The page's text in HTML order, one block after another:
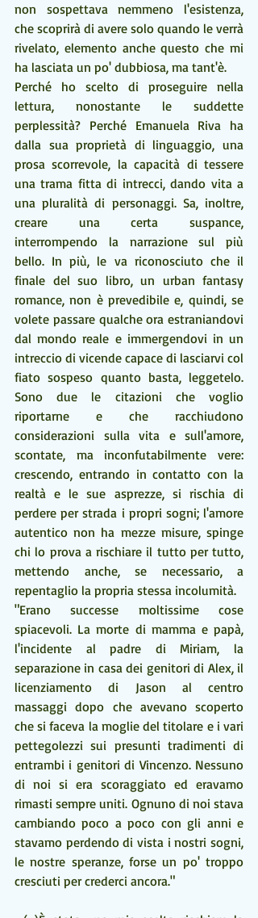
non sospettava nemmeno l'esistenza,
che scoprirà di avere solo quando le verrà
rivelato, elemento anche questo che mi
ha lasciata un po' dubbiosa, ma tant'è.
Perché ho scelto di proseguire nella
lettura, nonostante le suddette
perplessità? Perché Emanuela Riva ha
dalla sua proprietà di linguaggio, una
prosa scorrevole, la capacità di tessere
una trama fitta di intrecci, dando vita a
una pluralità di personaggi. Sa, inoltre,
creare una certa suspance,
interrompendo la narrazione sul più
bello. In più, le va riconosciuto che il
finale del suo libro, un urban fantasy
romance, non è prevedibile e, quindi, se
volete passare qualche ora estraniandovi
dal mondo reale e immergendovi in un
intreccio di vicende capace di lasciarvi col
fiato sospeso quanto basta, leggetelo.
Sono due le citazioni che voglio
riportarne e che racchiudono
considerazioni sulla vita e sull'amore,
scontate, ma inconfutabilmente vere:
crescendo, entrando in contatto con la
realtà e le sue asprezze, si rischia di
perdere per strada i propri sogni; l'amore
autentico non ha mezze misure, spinge
chi lo prova a rischiare il tutto per tutto,
mettendo anche, se necessario, a
repentaglio la propria stessa incolumità.
"Erano successe moltissime cose
spiacevoli. La morte di mamma e papà,
l'incidente al padre di Miriam, la
separazione in casa dei genitori di Alex, il
licenziamento di Jason al centro
massaggi dopo che avevano scoperto
che si faceva la moglie del titolare e i vari
pettegolezzi sui presunti tradimenti di
entrambi i genitori di Vincenzo. Nessuno
di noi si era scoraggiato ed eravamo
rimasti sempre uniti. Ognuno di noi stava
cambiando poco a poco con gli anni e
stavamo perdendo di vista i nostri sogni,
le nostre speranze, forse un po' troppo
cresciuti per crederci ancora."